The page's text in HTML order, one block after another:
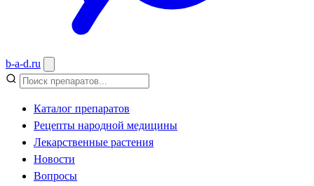
b-a-d.ru
Каталог препаратов
Рецепты народной медицины
Лекарственные растения
Новости
Вопросы